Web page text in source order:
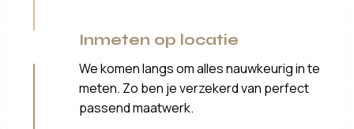
Inmeten op locatie
We komen langs om alles nauwkeurig in te
meten. Zo ben je verzekerd van perfect
passend maatwerk.